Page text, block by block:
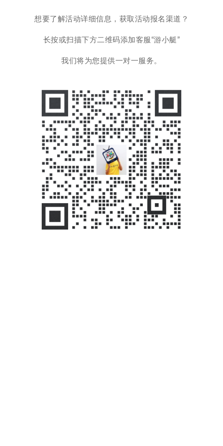
想要了解活动详细信息，获取活动报名渠道？
长按或扫描下方二维码添加客服“游小艇”
我们将为您提供一对一服务。